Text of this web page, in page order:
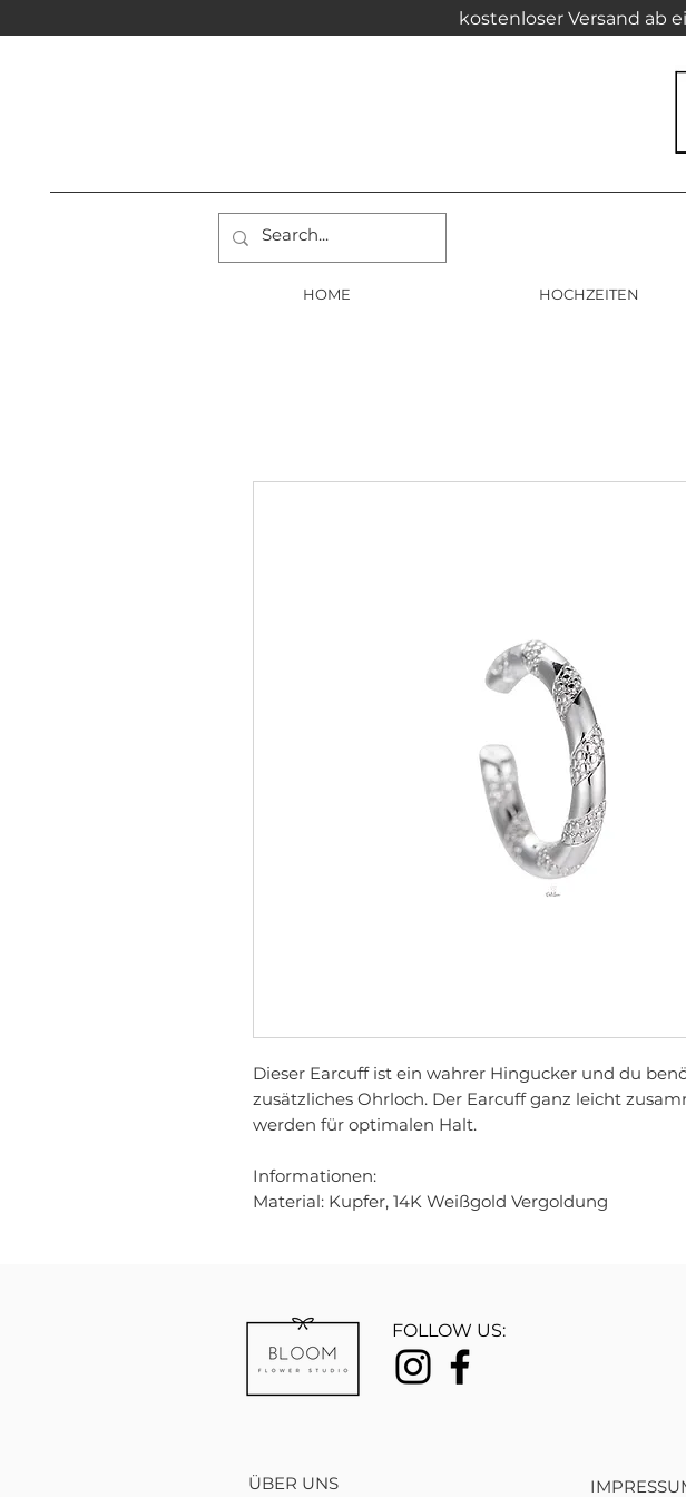
kostenloser Versand ab
HOME HOCHZEITEN
Dieser Earcuff ist ein wahrer Hingucker und du
zusätzliches Ohrloch. Der Earcuff ganz leicht
werden für optimalen Halt.
Informationen:
Material: Kupfer, 14K Weißgold Vergoldung
FOLLOW US:
ÜBER UNS